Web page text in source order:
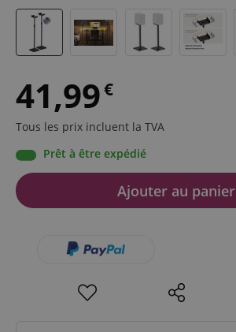
41,99€
Tous les prix incluent la TVA
Prêt à être expédié
Ajouter au panier